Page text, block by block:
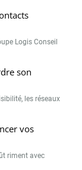
Logis Conseil
son
les réseaux
vos
riment avec